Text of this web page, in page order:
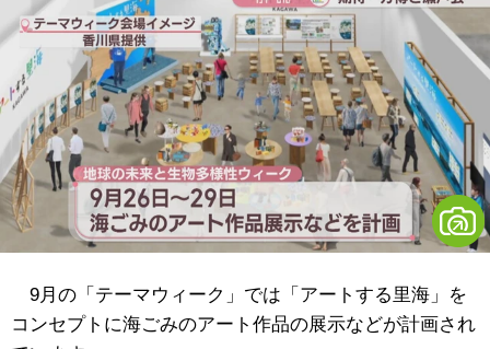
9月の「テーマウィーク」では「アートする里海」を
コンセプトに海ごみのアート作品の展示などが計画され